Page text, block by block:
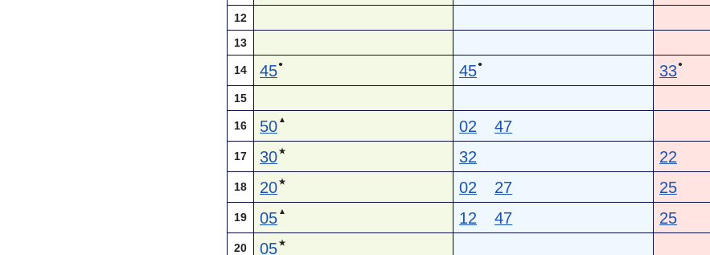
12
13
14 45● 45● 33●
15
16 50 ▲ 02 47
17 30★ 32 22
18 20★ 02 27 25
19 05 ▲ 12 47 25
20 05★